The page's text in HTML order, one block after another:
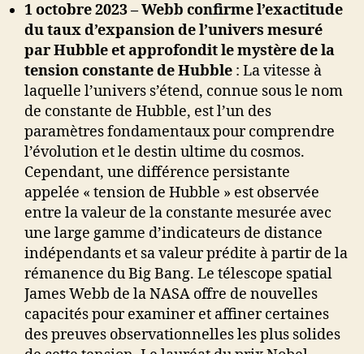
1 octobre 2023– Webb confirme l’exactitude
du taux d’expansion de l’univers mesuré
par Hubble et approfondit le mystère de la
tension constante de Hubble : La vitesse à
laquelle l’univers s’étend, connue sous le nom
de constante de Hubble, est l’un des
paramètres fondamentaux pour comprendre
l’évolution et le destin ultime du cosmos.
Cependant, une différence persistante
appelée « tension de Hubble » est observée
entre la valeur de la constante mesurée avec
une large gamme d’indicateurs de distance
indépendants et sa valeur prédite à partir de la
rémanence du Big Bang. Le télescope spatial
James Webb de la NASA offre de nouvelles
capacités pour examiner et affiner certaines
des preuves observationnelles les plus solides